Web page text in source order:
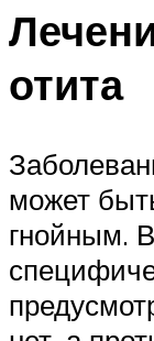
отита
может
гнойным.